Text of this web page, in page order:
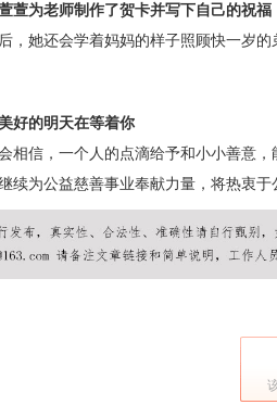
萱为老师制作了贺卡并写下自己的祝福
，她还会学着妈妈的样子照顾快一岁
好的明天在等着你
相信，一个人的点滴给予和小小善意
续为公益慈善事业奉献力量，将热衷